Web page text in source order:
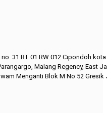
31 RT 01 RW 012 Cipondoh
Malang Regency, East
Menganti Blok M No 52 Gresik